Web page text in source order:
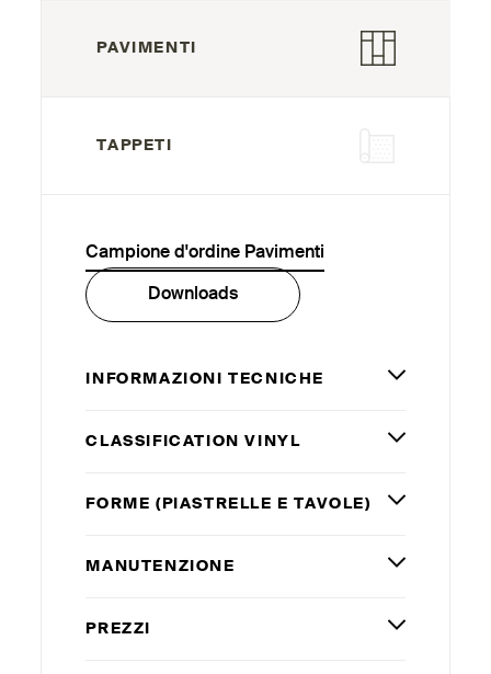
PAVIMENTI
TAPPETI
Campione d'ordine Pavimenti
Downloads
INFORMAZIONI TECNICHE
CLASSIFICATION VINYL
FORME (PIASTRELLE E TAVOLE)
MANUTENZIONE
PREZZI